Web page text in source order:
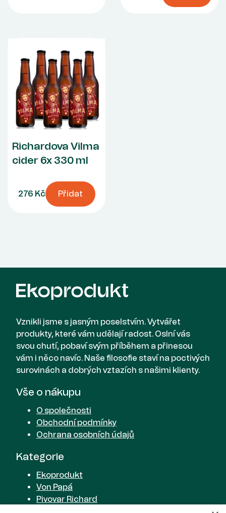
Richardova Vilma
cider 6x 330 ml
276 Kč Přidat
Vznikli jsme s jasným poselstvím. Vytvářet
produkty, které vám udělají radost. Oslní vás
svou chutí, pobaví svým příběhem a přinesou
vám i něco navíc. Naše filosofie staví na poctivých
surovinách a dobrých vztazích s našimi klienty.
Vše o nákupu
O společnosti
Obchodní podmínky
Ochrana osobních údajů
Kategorie
Ekoprodukt
Von Papá
Pivovar Richard